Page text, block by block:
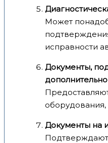
Может
исправности
Документы,
Документы на
Подтверждают